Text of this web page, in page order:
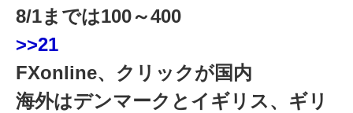
8/1までは100～400
>>21
FXonline、クリックが国内
海外はデンマークとイギリス、ギリ